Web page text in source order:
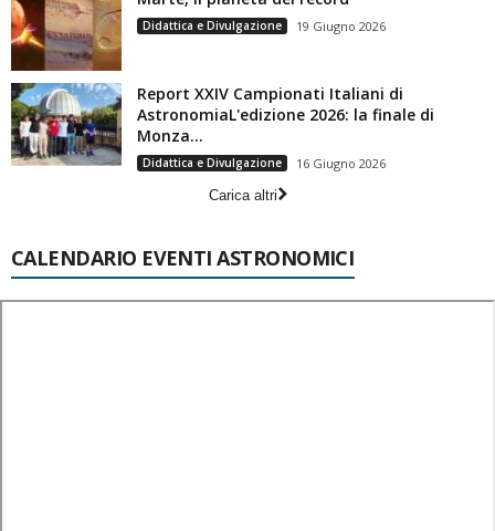
Didattica e Divulgazione 19 Giugno 2026
Report XXIV Campionati Italiani di
AstronomiaL'edizione 2026: la finale di
Monza...
Didattica e Divulgazione
16 Giugno 2026
Carica altri
CALENDARIO EVENTI ASTRONOMICI